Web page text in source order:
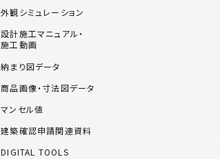
外観シミュレーション
設計施工マニュアル・
施工動画
納まり図データ
商品画像・寸法図データ
マンセル値
建築確認申請関連資料
DIGITAL TOOLS